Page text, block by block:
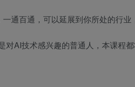
通百通，可以延展到你所处的行
AI技术感兴趣的普通人，本课程